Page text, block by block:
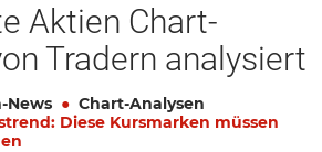
Aktien Chart-
Tradern analysiert
News
Chart-Analysen
Diese Kursmarken müssen